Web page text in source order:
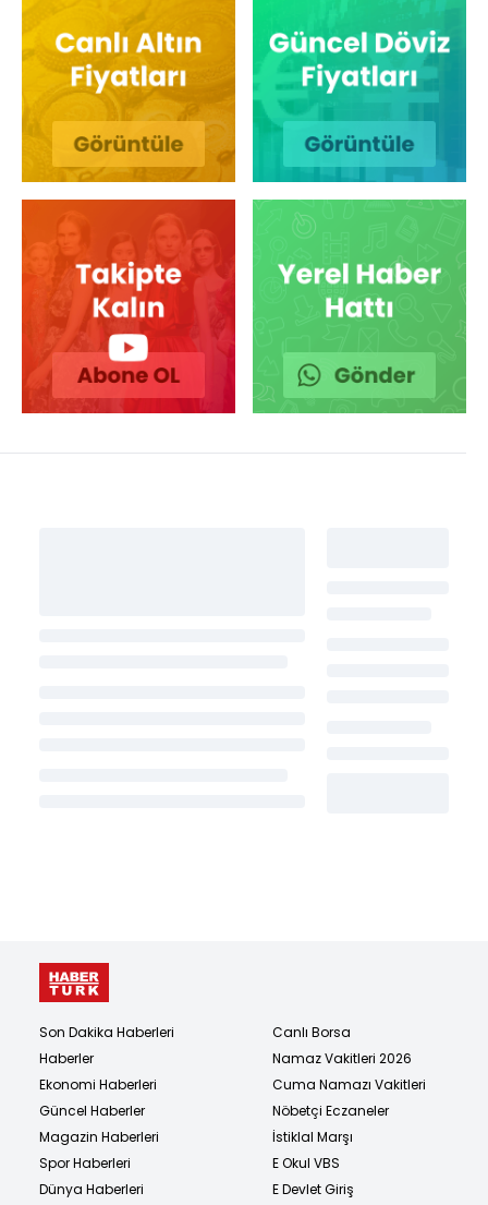
Son Dakika Haberleri
Haberler
Ekonomi Haberleri
Güncel Haberler
Magazin Haberleri
Spor Haberleri
Dünya Haberleri
Canlı Borsa
Namaz Vakitleri 2026
Cuma Namazı Vakitleri
Nöbetçi Eczaneler
İstiklal Marşı
E Okul VBS
E Devlet Giriş